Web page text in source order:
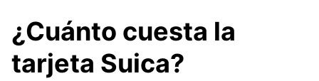
¿Cuánto cuesta la
tarjeta Suica?